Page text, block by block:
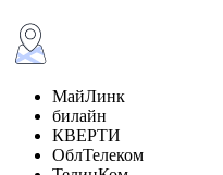
МайЛинк
билайн
КВЕРТИ
ОблТелеком